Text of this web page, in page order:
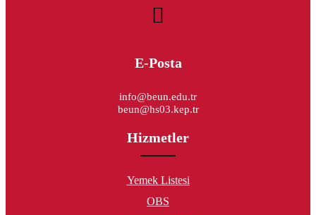
E-Posta
info@beun.edu.tr
beun@hs03.kep.tr
Hizmetler
Yemek Listesi
OBS